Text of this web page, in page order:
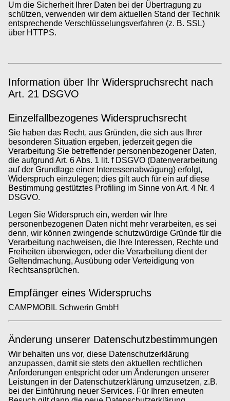
Um die Sicherheit Ihrer Daten bei der Übertragung zu
schützen, verwenden wir dem aktuellen Stand der Technik
entsprechende Verschlüsselungsverfahren (z. B. SSL)
über HTTPS.
Information über Ihr Widerspruchsrecht nach
Art. 21 DSGVO
Einzelfallbezogenes Widerspruchsrecht
Sie haben das Recht, aus Gründen, die sich aus Ihrer
besonderen Situation ergeben, jederzeit gegen die
Verarbeitung Sie betreffender personenbezogener Daten,
die aufgrund Art. 6 Abs. 1 lit. f DSGVO (Datenverarbeitung
auf der Grundlage einer Interessenabwägung) erfolgt,
Widerspruch einzulegen; dies gilt auch für ein auf diese
Bestimmung gestütztes Profiling im Sinne von Art. 4 Nr. 4
DSGVO.
Legen Sie Widerspruch ein, werden wir Ihre
personenbezogenen Daten nicht mehr verarbeiten, es sei
denn, wir können zwingende schutzwürdige Gründe für die
Verarbeitung nachweisen, die Ihre Interessen, Rechte und
Freiheiten überwiegen, oder die Verarbeitung dient der
Geltendmachung, Ausübung oder Verteidigung von
Rechtsansprüchen.
Empfänger eines Widerspruchs
CAMPMOBIL Schwerin GmbH
Änderung unserer Datenschutzbestimmungen
Wir behalten uns vor, diese Datenschutzerklärung
anzupassen, damit sie stets den aktuellen rechtlichen
Anforderungen entspricht oder um Änderungen unserer
Leistungen in der Datenschutzerklärung umzusetzen, z.B.
bei der Einführung neuer Services. Für Ihren erneuten